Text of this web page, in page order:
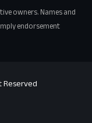
owners. Names and
endorsement
Reserved